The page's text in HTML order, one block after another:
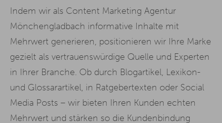
Indem wir als Content Marketing Agentur
Mönchengladbach informative Inhalte mit
Mehrwert generieren, positionieren wir Ihre Marke
gezielt als vertrauenswürdige Quelle und Experten
in Ihrer Branche. Ob durch Blogartikel, Lexikon-
und Glossarartikel, in Ratgebertexten oder Social
Media Posts – wir bieten Ihren Kunden echten
Mehrwert und stärken so die Kundenbindung